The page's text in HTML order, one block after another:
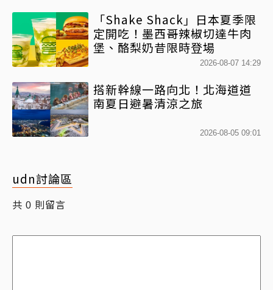
「Shake Shack」日本夏季限
定開吃！墨西哥辣椒切達牛肉
堡、酪梨奶昔限時登場
2026-08-07 14:29
搭新幹線一路向北！北海道道
南夏日避暑清涼之旅
2026-08-05 09:01
udn討論區
共 0 則留言